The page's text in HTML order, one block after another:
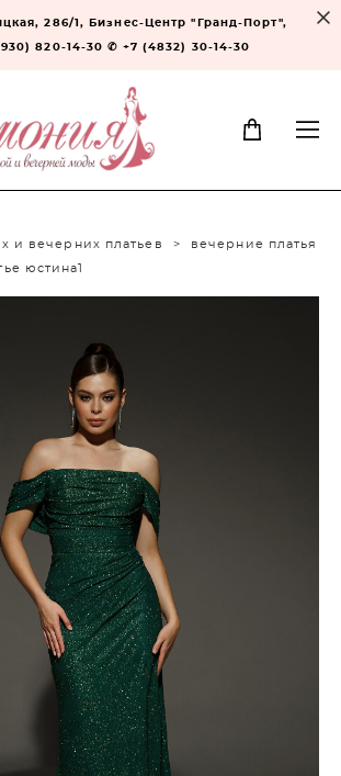
286/1, Бизнес-Центр "Гранд-Порт",
820-14-30 ✆ +7 (4832) 30-14-30
и вечерних платьев >
вечерние платья
юстина1